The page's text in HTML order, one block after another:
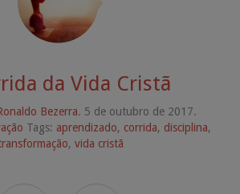
da Vida Cristã
Bezerra. 5 de outubro de 2017.
Tags: aprendizado, corrida, disciplina,
, vida cristã